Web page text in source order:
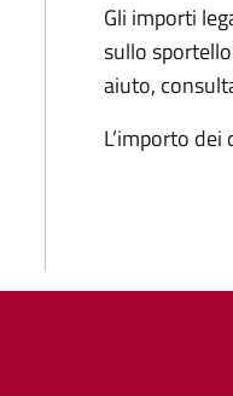
Gli importi
sullo
aiuto,
L’importo